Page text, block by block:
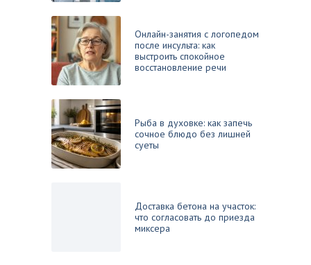
Онлайн-занятия с логопедом
после инсульта: как
выстроить спокойное
восстановление речи
Рыба в духовке: как запечь
сочное блюдо без лишней
суеты
Доставка бетона на участок:
что согласовать до приезда
миксера